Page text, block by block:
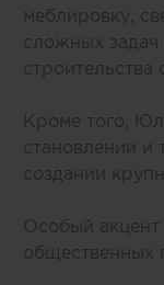
меблировку,
сложных задач
строительства
Кроме того,
становлении и
создании
Особый акцент
общественных